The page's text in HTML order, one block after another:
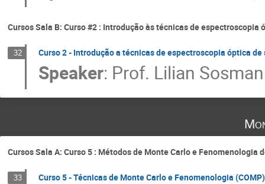
Cursos Sala B: Curso #2 : Introdução às técnicas de
32 Curso 2 - Introdução a técnicas de espectroscopia óptica
Speaker: Prof. Lilian Sosman
Cursos Sala A: Curso 5 : Métodos de Monte Carlo e Fenomenologia
33 Curso 5 - Técnicas de Monte Carlo e Fenomenologia